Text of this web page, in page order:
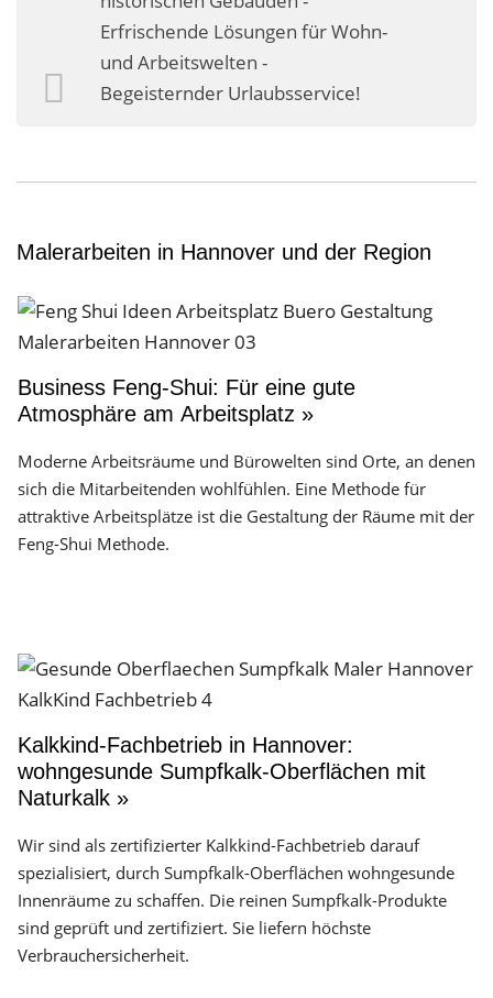
Business-Lösungen
Premium-Lösungen
Heyse Lifestyle
Navigation schließen
Erfrischende Lösungen für Wohn-
und Arbeitswelten -
Begeisternder Urlaubsservice!
Malerarbeiten in Hannover und der Region
Business Feng-Shui: Für eine gute
Atmosphäre am Arbeitsplatz »
Moderne Arbeitsräume und Bürowelten sind Orte, an denen
sich die Mitarbeitenden wohlfühlen. Eine Methode für
attraktive Arbeitsplätze ist die Gestaltung der Räume mit der
Feng-Shui Methode.
Kalkkind-Fachbetrieb in Hannover:
wohngesunde Sumpfkalk-Oberflächen mit
Naturkalk »
Wir sind als zertifizierter Kalkkind-Fachbetrieb darauf
spezialisiert, durch Sumpfkalk-Oberflächen wohngesunde
Innenräume zu schaffen. Die reinen Sumpfkalk-Produkte
sind geprüft und zertifiziert. Sie liefern höchste
Verbrauchersicherheit.